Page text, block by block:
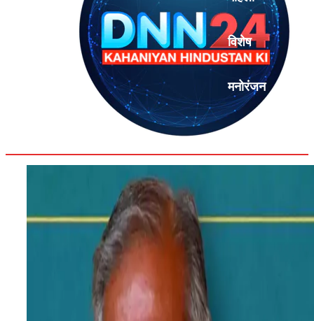
विशेष
मनोरंजन